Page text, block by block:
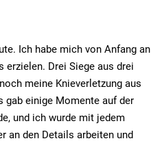
Ich habe mich von Anfang an
erzielen. Drei Siege aus drei
meine Knieverletzung aus
gab einige Momente auf der
und ich wurde mit jedem
an den Details arbeiten und